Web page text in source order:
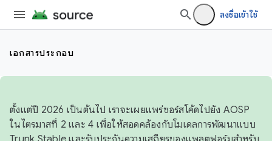
ลงชื่อเข้าใช้
เอกสารประกอบ
ตั้งแต่ปี 2026 เป็นต้นไป เราจะเผยแพร่ซอร์สโค้ดไปยัง AOSP
ในไตรมาสที่ 2 และ 4 เพื่อให้สอดคล้องกับโมเดลการพัฒนาแบบ